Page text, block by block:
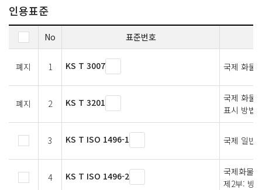
인용표준
No 표준번호
폐지 1 KS T 3007 국제 화물
폐지 2 KS T 3201
국제 화물
표시 방법
3 KS T ISO 1496-1 국제 일반
4 KS T ISO 1496-2
국제화물
제2부: 방